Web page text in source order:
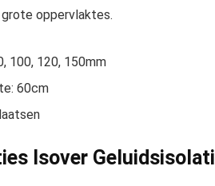
oppervlaktes.
100, 120, 150mm
60cm
Isover